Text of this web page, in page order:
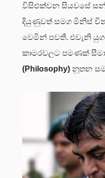
විසිඑක්වන සියවසේ
දියුණුවත් සමග මිනිස්
වෙමින් පවතී. එවැනි
කාමරවලට පමණක් සීමා
(Philosophy) නූතන